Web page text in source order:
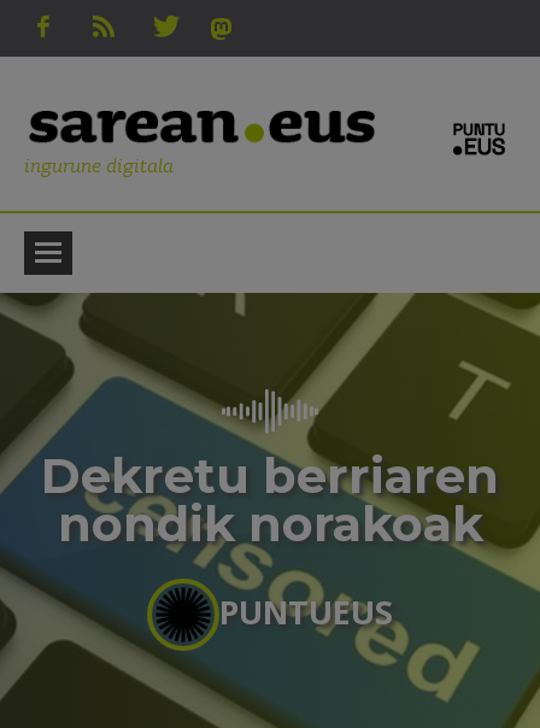
ingurune digitala
Dekretu berriaren
nondik norakoak
PUNTUEUS